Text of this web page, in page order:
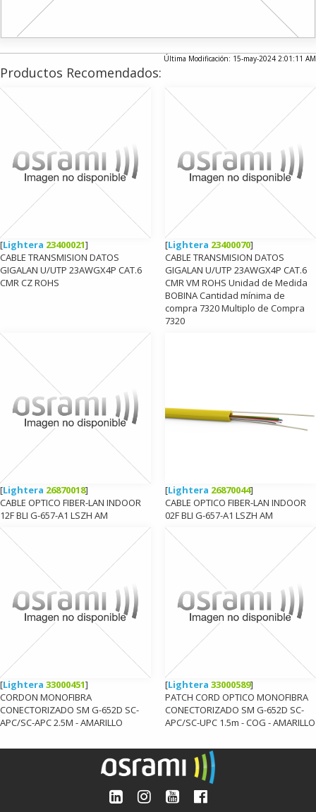
Última Modificación: 15-may-2024 2:01:11 AM
Productos Recomendados:
[Lightera 23400021]
CABLE TRANSMISION DATOS
GIGALAN U/UTP 23AWGX4P CAT.6
CMR CZ ROHS
[Lightera 23400070]
CABLE TRANSMISION DATOS
GIGALAN U/UTP 23AWGX4P CAT.6
CMR VM ROHS Unidad de Medida
BOBINA Cantidad mínima de
compra 7320 Multiplo de Compra
7320
[Lightera 26870018]
CABLE OPTICO FIBER-LAN INDOOR
12F BLI G-657-A1 LSZH AM
[Lightera 26870044]
CABLE OPTICO FIBER-LAN INDOOR
02F BLI G-657-A1 LSZH AM
[Lightera 33000451]
CORDON MONOFIBRA
CONECTORIZADO SM G-652D SC-
APC/SC-APC 2.5M - AMARILLO
[Lightera 33000589]
PATCH CORD OPTICO MONOFIBRA
CONECTORIZADO SM G-652D SC-
APC/SC-UPC 1.5m - COG - AMARILLO